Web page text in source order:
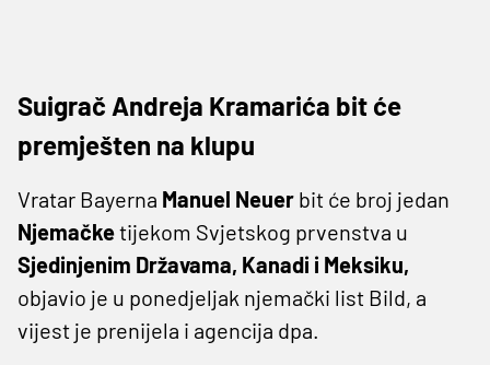
Suigrač Andreja Kramarića bit će
premješten na klupu
Vratar Bayerna Manuel Neuer bit će broj jedan
Njemačketijekom Svjetskog prvenstva u
Sjedinjenim Državama, Kanadi i Meksiku,
objavio je u ponedjeljak njemački list Bild, a
vijest je prenijela i agencija dpa.